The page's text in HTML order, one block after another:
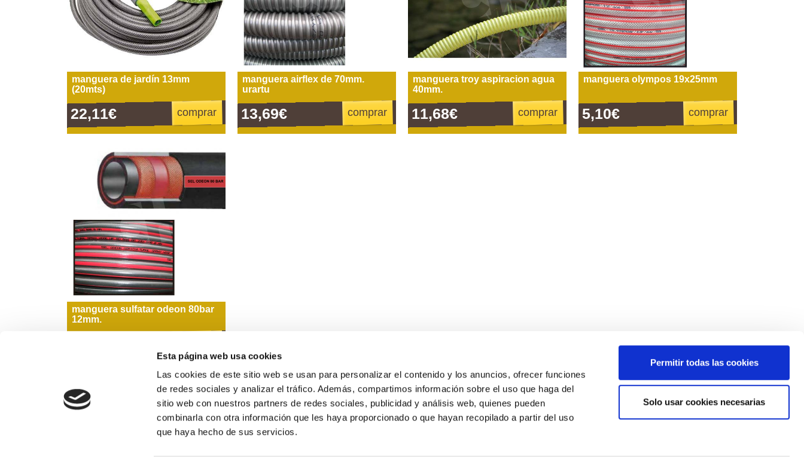
Esta página web usa cookies
Las cookies de este sitio web se usan para personalizar el contenido y los anuncios, ofrecer funciones
de redes sociales y analizar el tráfico. Además, compartimos información sobre el uso que haga del
sitio web con nuestros partners de redes sociales, publicidad y análisis web, quienes pueden
combinarla con otra información que les haya proporcionado o que hayan recopilado a partir del uso
que haya hecho de sus servicios.
Permitir todas las cookies
Solo usar cookies necesarias
manguera de jardín 13mm
(20mts)
22,11€ comprar
manguera airflex de 70mm.
urartu
13,69€ comprar
manguera troy aspiracion agua
40mm.
11,68€ comprar
manguera olympos 19x25mm
5,10€ comprar
manguera sulfatar odeon 80bar
12mm.
Gastos de envío gratis
para compras superiores a 120 €
Apúntate a nuestro newsletter